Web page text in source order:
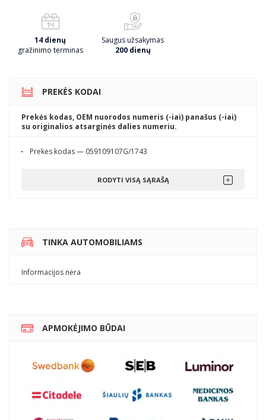
14 dienų
gražinimo terminas
Saugus užsakymas
200 dienų
PREKĖS KODAI
Prekės kodas, OEM nuorodos numeris (-iai) panašus (-iai)
su originalios atsarginės dalies numeriu.
Prekės kodas — 059109107G/1743
RODYTI VISĄ SĄRAŠĄ
TINKA AUTOMOBILIAMS
Informacijos nėra
APMOKĖJIMO BŪDAI